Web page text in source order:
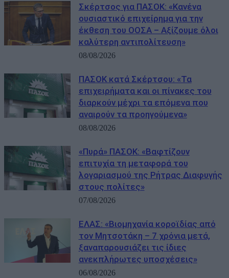
Σκέρτσος για ΠΑΣΟΚ: «Κανένα
ουσιαστικό επιχείρημα για την
έκθεση του ΟΟΣΑ – Αξίζουμε όλοι
καλύτερη αντιπολίτευση»
08/08/2026
ΠΑΣΟΚ κατά Σκέρτσου: «Τα
επιχειρήματα και οι πίνακες του
διαρκούν μέχρι τα επόμενα που
αναιρούν τα προηγούμενα»
08/08/2026
«Πυρά» ΠΑΣΟΚ: «Βαφτίζουν
επιτυχία τη μεταφορά του
λογαριασμού της Ρήτρας Διαφυγής
στους πολίτες»
07/08/2026
ΕΛΑΣ: «Βιομηχανία κοροϊδίας από
τον Μητσοτάκη – 7 χρόνια μετά,
ξαναπαρουσιάζει τις ίδιες
ανεκπλήρωτες υποσχέσεις»
06/08/2026